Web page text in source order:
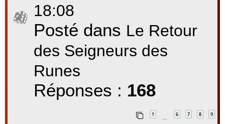
18:08
Posté dans Le Retour
des Seigneurs des
Runes
Réponses : 168
1 6 7 8 9